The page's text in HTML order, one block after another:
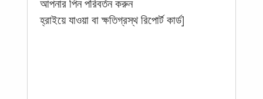
আপনার পিন পরিবর্তন করুন
হ্রাইয়ে যাওয়া বা ক্ষতিগ্রস্থ রিপোর্ট কার্ড]